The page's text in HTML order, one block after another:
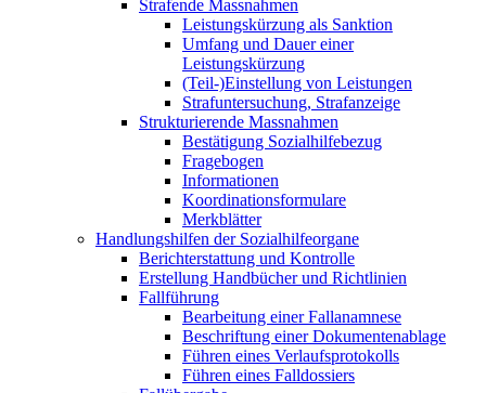
Strafende Massnahmen
Leistungskürzung als Sanktion
Umfang und Dauer einer
Leistungskürzung
(Teil-)Einstellung von Leistungen
Strafuntersuchung, Strafanzeige
Strukturierende Massnahmen
Bestätigung Sozialhilfebezug
Fragebogen
Informationen
Koordinationsformulare
Merkblätter
Handlungshilfen der Sozialhilfeorgane
Berichterstattung und Kontrolle
Erstellung Handbücher und Richtlinien
Fallführung
Bearbeitung einer Fallanamnese
Beschriftung einer Dokumentenablage
Führen eines Verlaufsprotokolls
Führen eines Falldossiers